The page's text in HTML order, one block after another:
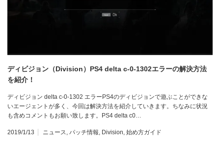
ディビジョン（Division）PS4 delta c-0-1302エラーの解決方法
を紹介！
ディビジョン delta c-0-1302 エラーPS4のディビジョンで遊ぶことができな
いエージェントが多く、今回は解決方法を紹介していきます。ちなみに状況
も含めコメントもお願い致します。PS4 delta c0…
2019/1/13 ニュース, パッチ情報, Division, 始め方ガイド